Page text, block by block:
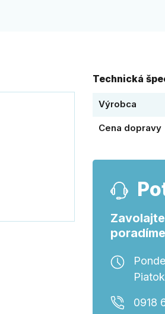
Technická
Výrobca
Cena dopravy
0918